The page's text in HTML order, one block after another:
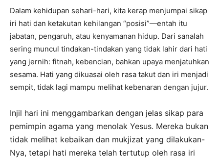
Dalam kehidupan sehari-hari, kita kerap menjumpai sikap
iri hati dan ketakutan kehilangan “posisi”—entah itu
jabatan, pengaruh, atau kenyamanan hidup. Dari sanalah
sering muncul tindakan-tindakan yang tidak lahir dari hati
yang jernih: fitnah, kebencian, bahkan upaya menjatuhkan
sesama. Hati yang dikuasai oleh rasa takut dan iri menjadi
sempit, tidak lagi mampu melihat kebenaran dengan jujur.
Injil hari ini menggambarkan dengan jelas sikap para
pemimpin agama yang menolak Yesus. Mereka bukan
tidak melihat kebaikan dan mukjizat yang dilakukan-
Nya, tetapi hati mereka telah tertutup oleh rasa iri